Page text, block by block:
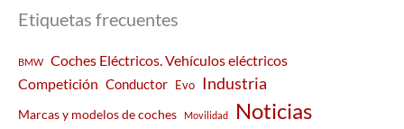
Etiquetas frecuentes
BMW
Coches Eléctricos. Vehículos eléctricos
Competición Conductor Evo Industria
Marcas y modelos de coches Movilidad Noticias